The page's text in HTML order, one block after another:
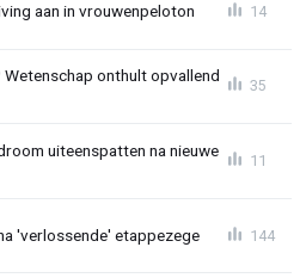
aan in vrouwenpeloton 14
onthult opvallend
35
uiteenspatten na nieuwe
11
'verlossende' etappezege 144